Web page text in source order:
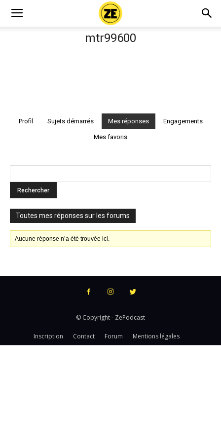
mtr99600
Profil Sujets démarrés Mes réponses Engagements
Mes favoris
Toutes mes réponses sur les forums
Aucune réponse n’a été trouvée ici.
© Copyright - ZePodcast
Inscription Contact Forum Mentions légales